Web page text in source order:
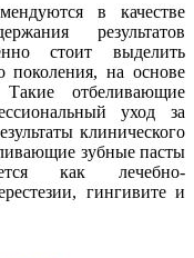
в качестве
результатов
стоит выделить
поколения, на основе
Такие отбеливающие
уход за
клинического
зубные пасты
как лечебно-
гингивите и